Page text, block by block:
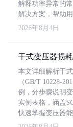
解释功率异常的
解决方案，帮助
2026年8月4日
干式变压器损
本文详细解析干
（GB/T 10228-
例，分步骤说明
实例表格，涵盖
快速掌握变压器能